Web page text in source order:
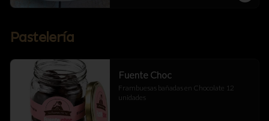
Pastelería
Fuente Choc
Frambuesas bañadas en Chocolate 12
unidades